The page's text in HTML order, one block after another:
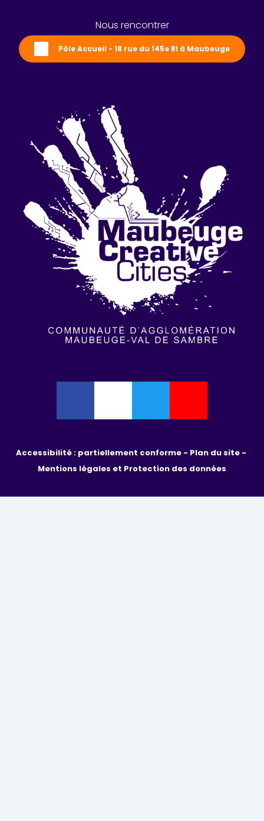
Nous rencontrer
Pôle Accueil - 18 rue du 145e RI à Maubeuge
Accessibilité : partiellement conforme -
Mentions légales et Protection des données